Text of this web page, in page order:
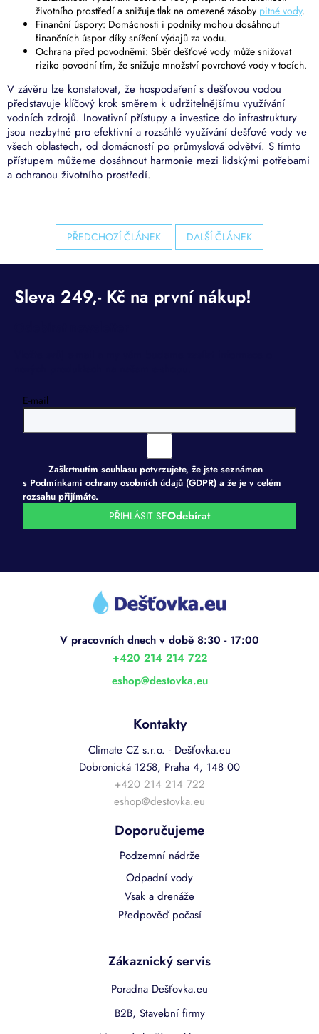
životního prostředí a snižuje tlak na omezené zásoby pitné vody.
Finanční úspory: Domácnosti i podniky mohou dosáhnout
finančních úspor díky snížení výdajů za vodu.
Ochrana před povodněmi: Sběr dešťové vody může snižovat
riziko povodní tím, že snižuje množství povrchové vody v tocích.
V závěru lze konstatovat, že hospodaření s dešťovou vodou
představuje klíčový krok směrem k udržitelnějšímu využívání
vodních zdrojů. Inovativní přístupy a investice do infrastruktury
jsou nezbytné pro efektivní a rozsáhlé využívání dešťové vody ve
všech oblastech, od domácností po průmyslová odvětví. S tímto
přístupem můžeme dosáhnout harmonie mezi lidskými potřebami
a ochranou životního prostředí.
PŘEDCHOZÍ ČLÁNEK DALŠÍ ČLÁNEK
E-mail
Zaškrtnutím souhlasu potvrzujete, že jste seznámen
s Podmínkami ochrany osobních údajů (GDPR)a že je v celém
rozsahu přijímáte.
PŘIHLÁSIT SE
Z
eshop@destovka.eu
+420 214 214 722
Kontakty
Climate CZ s.r.o. - Dešťovka.eu
Dobronická 1258, Praha 4, 148 00
+420 214 214 722
eshop@destovka.eu
Doporučujeme
Podzemní nádrže
Odpadní vody
Vsak a drenáže
Předpověď počasí
Zákaznický servis
Poradna Dešťovka.eu
B2B, Stavební firmy